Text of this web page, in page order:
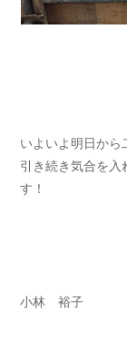
いよいよ明日から
引き続き気合を入
す！
小林 裕子